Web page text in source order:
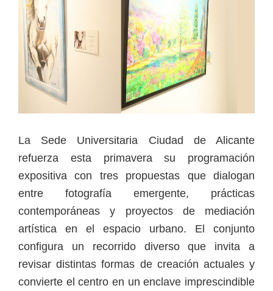
La Sede Universitaria Ciudad de Alicante
refuerza esta primavera su programación
expositiva con tres propuestas que dialogan
entre fotografía emergente, prácticas
contemporáneas y proyectos de mediación
artística en el espacio urbano. El conjunto
configura un recorrido diverso que invita a
revisar distintas formas de creación actuales y
convierte el centro en un enclave imprescindible